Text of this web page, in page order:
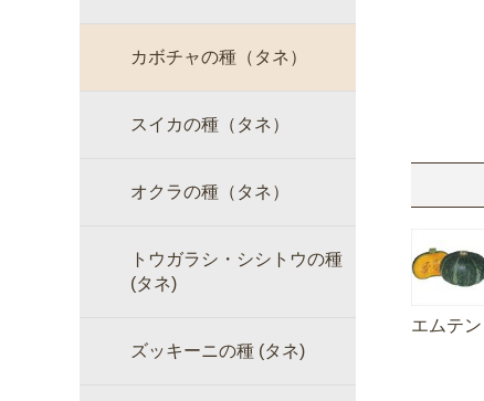
カボチャの種（タネ）
スイカの種（タネ）
オクラの種（タネ）
トウガラシ・シシトウの種
(タネ)
ズッキーニの種 (タネ)
エムテン